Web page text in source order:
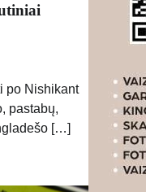
po Nishikant
pastabų,
[…]